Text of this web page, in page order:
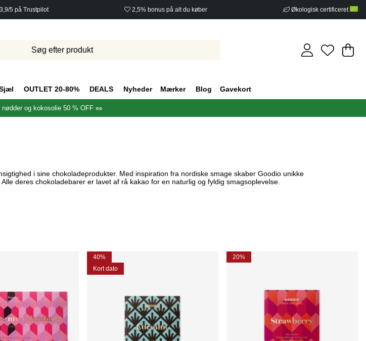
3,9/5 på Trustpilot 2,5% bonus på alt du køber Økologisk certificeret
.
OUTLET 20-80% DEALS Nyheder Mærker Blog Gavekort
og kokosolie 50 % OFF 🥜
i sine chokoladeprodukter. Med inspiration fra nordiske smage skaber Goodio unikke
deres chokoladebarer er lavet af rå kakao for en naturlig og fyldig smagsoplevelse.
40%
Kort dato
20%